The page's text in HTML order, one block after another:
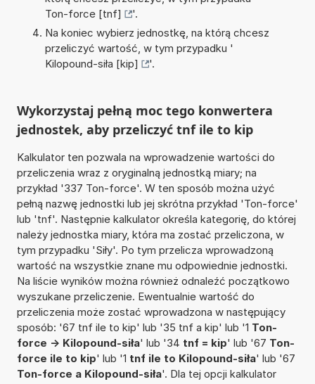
Ton-force [tnf]
'.
Na koniec wybierz jednostkę, na którą chcesz
przeliczyć wartość, w tym przypadku '
Kilopound-siła [kip]
'.
Wykorzystaj pełną moc tego konwertera
jednostek, aby przeliczyć tnf ile to kip
Kalkulator ten pozwala na wprowadzenie wartości do
przeliczenia wraz z oryginalną jednostką miary; na
przykład '337 Ton-force'. W ten sposób można użyć
pełną nazwę jednostki lub jej skrótna przykład 'Ton-force'
lub 'tnf'. Następnie kalkulator określa kategorię, do której
należy jednostka miary, która ma zostać przeliczona, w
tym przypadku 'Siły'. Po tym przelicza wprowadzoną
wartość na wszystkie znane mu odpowiednie jednostki.
Na liście wyników można również odnaleźć początkowo
wyszukane przeliczenie. Ewentualnie wartość do
przeliczenia może zostać wprowadzona w następujący
sposób: '67 tnf ile to kip' lub '35 tnf a kip' lub '1 Ton-
force -> Kilopound-siła' lub '34 tnf = kip' lub '67 Ton-
force ile to kip' lub '1 tnf ile to Kilopound-siła' lub '67
Ton-force a Kilopound-siła'. Dla tej opcji kalkulator